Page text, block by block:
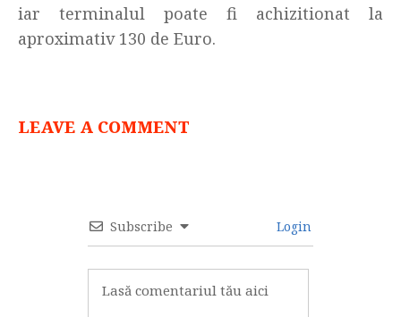
iar terminalul poate fi achizitionat la
aproximativ 130 de Euro.
LEAVE A COMMENT
Subscribe Login